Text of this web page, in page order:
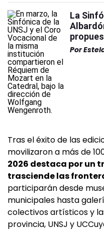
La
Por
Tras el éxito de las
movilizaron a más de
2026 destaca por un
trasciende las
participarán desde
municipales hasta
colectivos artísticos y
provincia, UNSJ y